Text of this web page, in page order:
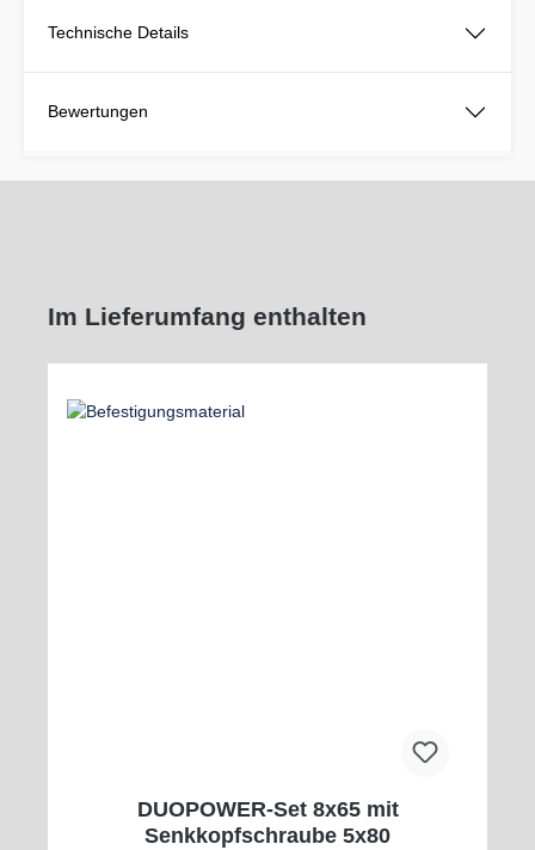
Technische Details
Bewertungen
Im Lieferumfang enthalten
DUOPOWER-Set 8x65 mit
Senkkopfschraube 5x80